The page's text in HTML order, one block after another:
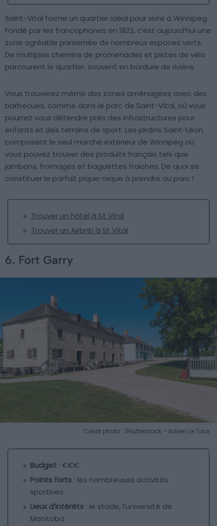
Saint-Vital forme un quartier idéal pour vivre à Winnipeg.
Fondé par les francophones en 1822, c’est aujourd’hui une
zone agréable parsemée de nombreux espaces verts.
De multiples chemins de promenades et pistes de vélo
parcourent le quartier, souvent en bordure de rivière.
Vous trouverez même des zones aménagées avec des
barbecues, comme dans le parc de Saint-Vital, où vous
pourrez vous détendre près des infrastructures pour
enfants et des terrains de sport. Les jardins Saint-Léon
composent le seul marché extérieur de Winnipeg où
vous pouvez trouver des produits français tels que
jambons, fromages et baguettes fraiches. De quoi se
constituer le parfait pique-nique à prendre au parc !
Trouver un hôtel à St Vital
Trouver un Airbnb à St Vital
6. Fort Garry
Crédit photo : Shutterstock – Adrien Le Toux
Budget : €€€
Points forts : les nombreuses activités
sportives
Lieux d’intérêts : le stade, l’université de
Manitoba